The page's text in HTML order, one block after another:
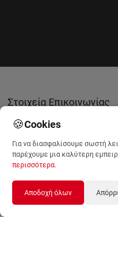
Στοιχεία Επικοινωνίας
(+30) 210 53 13 489
(+30) 210 59 09 789
Αιγάλεω, Αθήνα, 12243
🍪Cookies
Για να διασφαλίσουμε σωστή
παρέχουμε μια καλύτερη
περισσότερα.
Αποδοχή όλων